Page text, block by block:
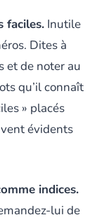
faciles. Inutile
Dites à
et de noter au
qu’il connaît
» placés
évidents
indices.
lui de